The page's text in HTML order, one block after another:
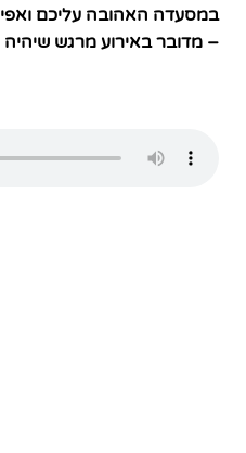
במסעדה האהובה עליכם
– מדובר באירוע מרגש